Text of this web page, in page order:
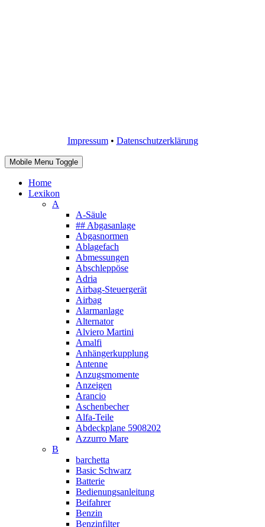
Impressum• Datenschutzerklärung
Mobile Menu Toggle
Home
Lexikon
A
A-Säule
## Abgasanlage
Abgasnormen
Ablagefach
Abmessungen
Abschleppöse
Adria
Airbag-Steuergerät
Airbag
Alarmanlage
Alternator
Alviero Martini
Amalfi
Anhängerkupplung
Antenne
Anzugsmomente
Anzeigen
Arancio
Aschenbecher
Alfa-Teile
Abdeckplane 5908202
Azzurro Mare
B
barchetta
Basic Schwarz
Batterie
Bedienungsanleitung
Beifahrer
Benzin
Benzinfilter